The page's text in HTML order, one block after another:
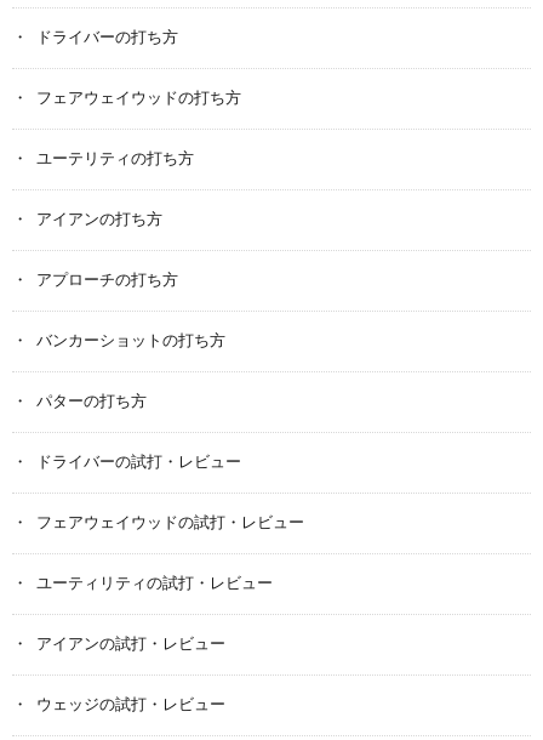
ドライバーの打ち方
フェアウェイウッドの打ち方
ユーテリティの打ち方
アイアンの打ち方
アプローチの打ち方
バンカーショットの打ち方
パターの打ち方
ドライバーの試打・レビュー
フェアウェイウッドの試打・レビュー
ユーティリティの試打・レビュー
アイアンの試打・レビュー
ウェッジの試打・レビュー